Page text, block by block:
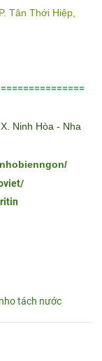
Tân Thới Hiệp,
Ninh Hòa - Nha
tách nước